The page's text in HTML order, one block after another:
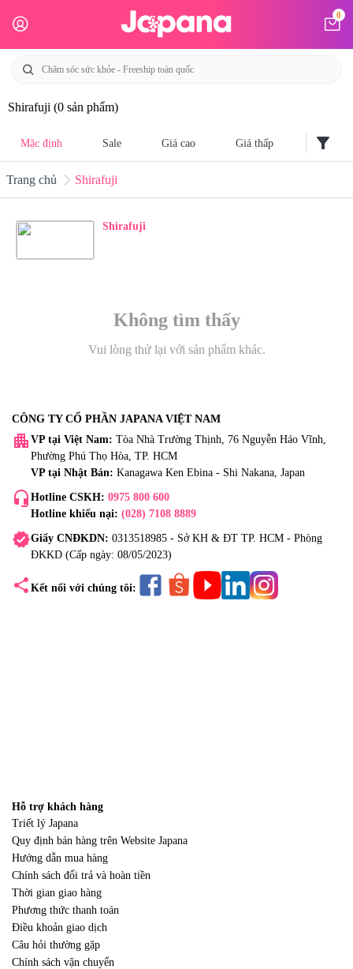
0
Shirafuji (0 sản phẩm)
Mặc định Sale Giá cao Giá thấp filter_alt
Trang chủ Shirafuji
Shirafuji
Không tìm thấy
Vui lòng thử lại với sản phẩm khác.
CÔNG TY CỔ PHẦN JAPANA VIỆT NAM
apartment VP tại Việt Nam: Tòa Nhà Trường Thịnh, 76 Nguyễn Háo Vĩnh,
Phường Phú Thọ Hòa, TP. HCM
VP tại Nhật Bản: Kanagawa Ken Ebina - Shi Nakana, Japan
headset_mic Hotline CSKH: 0975 800 600
Hotline khiếu nại: (028) 7108 8889
verifiedGiấy CNĐKDN: 0313518985 - Sở KH & ĐT TP. HCM - Phòng
ĐKKD (Cấp ngày: 08/05/2023)
share Kết nối với chúng tôi:
Hỗ trợ khách hàng
Triết lý Japana
Quy định bán hàng trên Website Japana
Hướng dẫn mua hàng
Chính sách đổi trả và hoàn tiền
Thời gian giao hàng
Phương thức thanh toán
Điều khoản giao dịch
Câu hỏi thường gặp
Chính sách vận chuyển